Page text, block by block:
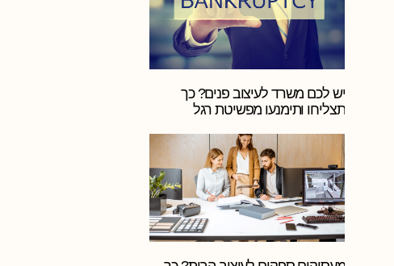
יש לכם משרד לעיצוב פנים? כך
תצליחו ותימנעו מפשיטת רגל